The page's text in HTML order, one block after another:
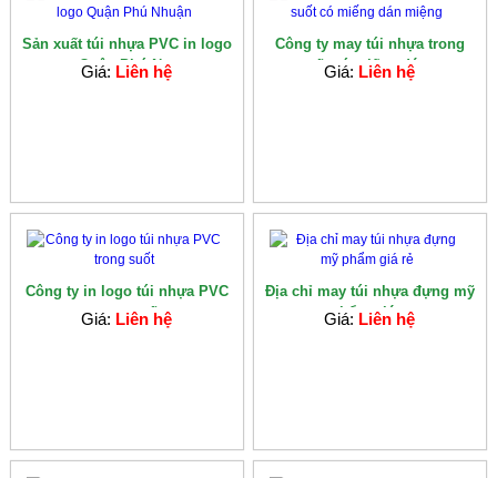
Sản xuất túi nhựa PVC in logo
Quận Phú N...
Giá: Liên hệ
Công ty may túi nhựa trong
suốt có miếng dán...
Giá: Liên hệ
Công ty in logo túi nhựa PVC
trong suốt
Giá: Liên hệ
Địa chỉ may túi nhựa đựng mỹ
phẩm giá...
Giá: Liên hệ